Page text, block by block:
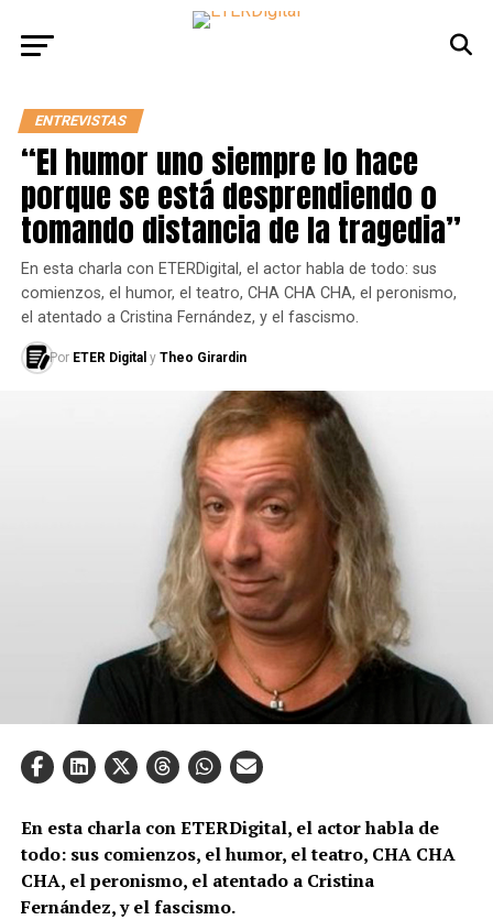
ENTREVISTAS
“El humor uno siempre lo hace
porque se está desprendiendo o
tomando distancia de la tragedia”
En esta charla con ETERDigital, el actor habla de todo: sus
comienzos, el humor, el teatro, CHA CHA CHA, el peronismo,
el atentado a Cristina Fernández, y el fascismo.
Por ETER Digital y Theo Girardin
En esta charla con ETERDigital, el actor habla de
todo: sus comienzos, el humor, el teatro, CHA CHA
CHA, el peronismo, el atentado a Cristina
Fernández, y el fascismo.